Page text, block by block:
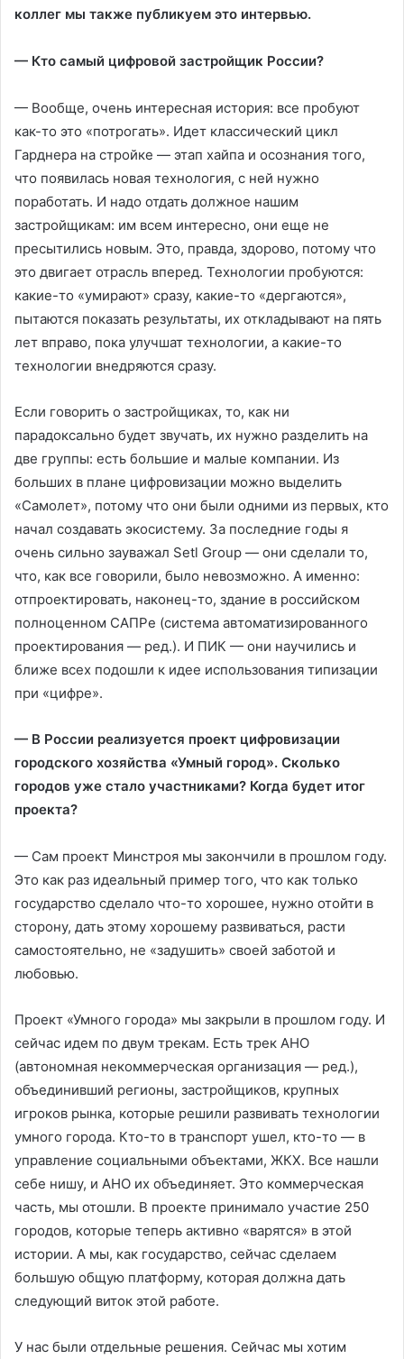
коллег мы также публикуем это интервью.
— Кто самый цифровой застройщик России?
— Вообще, очень интересная история: все пробуют
как-то это «потрогать». Идет классический цикл
Гарднера на стройке — этап хайпа и осознания того,
что появилась новая технология, с ней нужно
поработать. И надо отдать должное нашим
застройщикам: им всем интересно, они еще не
пресытились новым. Это, правда, здорово, потому что
это двигает отрасль вперед. Технологии пробуются:
какие-то «умирают» сразу, какие-то «дергаются»,
пытаются показать результаты, их откладывают на пять
лет вправо, пока улучшат технологии, а какие-то
технологии внедряются сразу.
Если говорить о застройщиках, то, как ни
парадоксально будет звучать, их нужно разделить на
две группы: есть большие и малые компании. Из
больших в плане цифровизации можно выделить
«Самолет», потому что они были одними из первых, кто
начал создавать экосистему. За последние годы я
очень сильно зауважал Setl Group — они сделали то,
что, как все говорили, было невозможно. А именно:
отпроектировать, наконец-то, здание в российском
полноценном САПРе (система автоматизированного
проектирования — ред.). И ПИК — они научились и
ближе всех подошли к идее использования типизации
при «цифре».
— В России реализуется проект цифровизации
городского хозяйства «Умный город». Сколько
городов уже стало участниками? Когда будет итог
проекта?
— Сам проект Минстроя мы закончили в прошлом году.
Это как раз идеальный пример того, что как только
государство сделало что-то хорошее, нужно отойти в
сторону, дать этому хорошему развиваться, расти
самостоятельно, не «задушить» своей заботой и
любовью.
Проект «Умного города» мы закрыли в прошлом году. И
сейчас идем по двум трекам. Есть трек АНО
(автономная некоммерческая организация — ред.),
объединивший регионы, застройщиков, крупных
игроков рынка, которые решили развивать технологии
умного города. Кто-то в транспорт ушел, кто-то — в
управление социальными объектами, ЖКХ. Все нашли
себе нишу, и АНО их объединяет. Это коммерческая
часть, мы отошли. В проекте принимало участие 250
городов, которые теперь активно «варятся» в этой
истории. А мы, как государство, сейчас сделаем
большую общую платформу, которая должна дать
следующий виток этой работе.
У нас были отдельные решения. Сейчас мы хотим